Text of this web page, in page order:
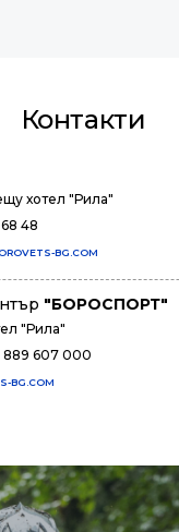
Контакти
хотел "Рила"
48
BG.COM
"БОРОСПОРТ"
"Рила"
889 607 000
BG.COM